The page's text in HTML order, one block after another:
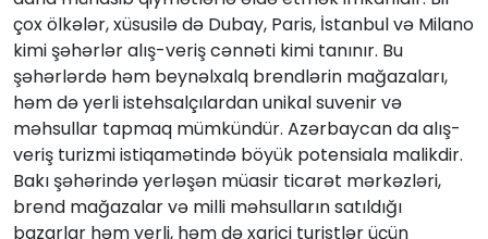
çox ölkələr, xüsusilə də Dubay, Paris, İstanbul və Milano
kimi şəhərlər alış-veriş cənnəti kimi tanınır. Bu
şəhərlərdə həm beynəlxalq brendlərin mağazaları,
həm də yerli istehsalçılardan unikal suvenir və
məhsullar tapmaq mümkündür. Azərbaycan da alış-
veriş turizmi istiqamətində böyük potensiala malikdir.
Bakı şəhərində yerləşən müasir ticarət mərkəzləri,
brend mağazalar və milli məhsulların satıldığı
bazarlar həm yerli, həm də xarici turistlər üçün